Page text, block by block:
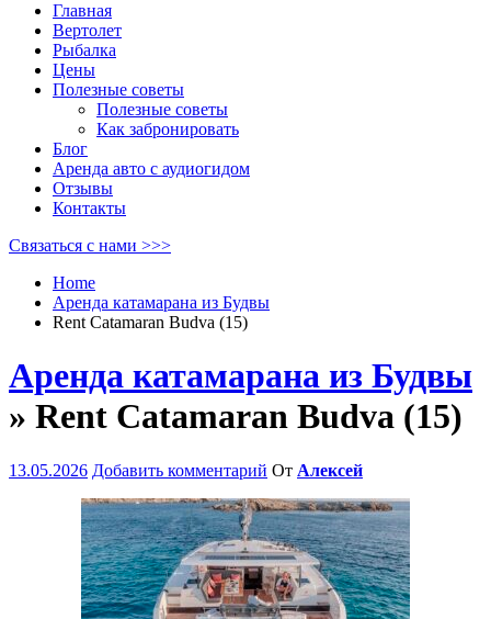
Главная
Вертолет
Рыбалка
Цены
Полезные советы
Полезные советы
Как забронировать
Блог
Аренда авто с аудиогидом
Отзывы
Контакты
Связаться с нами >>>
Home
Аренда катамарана из Будвы
Rent Catamaran Budva (15)
Аренда катамарана из Будвы
» Rent Catamaran Budva (15)
13.05.2026 Добавить комментарий От Алексей